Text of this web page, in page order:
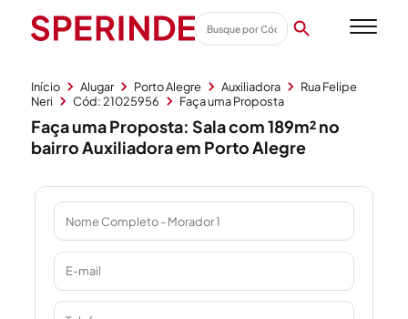
Início Alugar Porto Alegre Auxiliadora
Rua Felipe
Neri
Cód: 21025956 Faça uma Proposta
Faça uma Proposta: Sala com 189m² no
bairro Auxiliadora em Porto Alegre